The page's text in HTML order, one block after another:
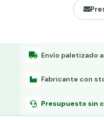
Grapadora
Tensor galvanizado
Envío paletizado a
Fabricante con
Presupuesto sin